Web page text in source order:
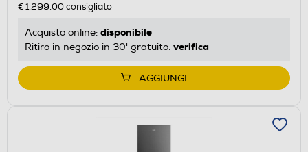
€ 1.299,00consigliato
Acquisto online: disponibile
Ritiro in negozio in 30' gratuito: verifica
AGGIUNGI